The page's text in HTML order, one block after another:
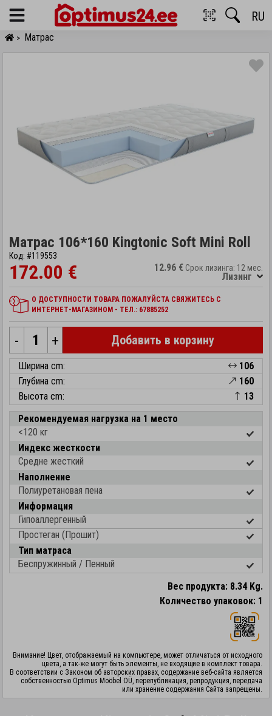
Menu RU
> Матрас
Матрас 106*160 Kingtonic Soft Mini Roll
Код: #119553
172.00 € 12.96 € Срок лизинга: 12 мес.
Лизинг
О ДОСТУПНОСТИ ТОВАРА ПОЖАЛУЙСТА СВЯЖИТЕСЬ С
ИНТЕРНЕТ-МАГАЗИНОМ - ТЕЛ.: 67885252
- + Добавить в корзину
Ширина cm:
106
Глубина cm:
160
Высота cm:
13
Рекомендуемая нагрузка на 1 место
<120 кг
Индекс жесткости
Средне жесткий
Наполнение
Полиуретановая пена
Информация
Гипоаллергенный
Простеган (Прошит)
Тип матраса
Беспружинный / Пенный
Вес продукта: 8.34 Kg.
Количество упаковок: 1
Внимание! Цвет, отображаемый на компьютере, может отличаться от исходного
цвета, а так-же могут быть элементы, не входящие в комплект товара.
В соответствии с Законом об авторских правах, содержание веб-сайта является
собственностью Optimus Mööbel OÜ, перепубликация, репродукция, передача
или хранение содержания Сайта запрещены.